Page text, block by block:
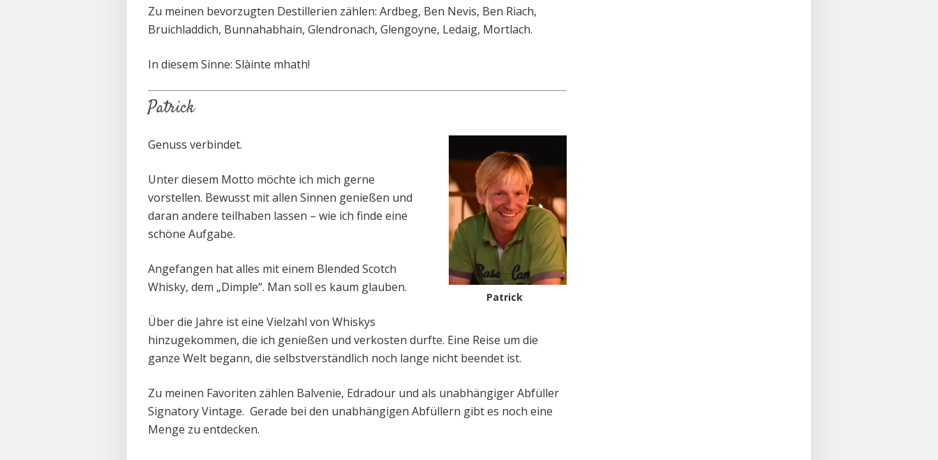
Zu meinen bevorzugten Destillerien zählen: Ardbeg, Ben Nevis, Ben Riach,
Bruichladdich, Bunnahabhain, Glendronach, Glengoyne, Ledaig, Mortlach.
In diesem Sinne: Slàinte mhath!
Patrick
Patrick
Genuss verbindet.
Unter diesem Motto möchte ich mich gerne
vorstellen. Bewusst mit allen Sinnen genießen und
daran andere teilhaben lassen – wie ich finde eine
schöne Aufgabe.
Angefangen hat alles mit einem Blended Scotch
Whisky, dem „Dimple“. Man soll es kaum glauben.
Über die Jahre ist eine Vielzahl von Whiskys
hinzugekommen, die ich genießen und verkosten durfte. Eine Reise um die
ganze Welt begann, die selbstverständlich noch lange nicht beendet ist.
Zu meinen Favoriten zählen Balvenie, Edradour und als unabhängiger Abfüller
Signatory Vintage. Gerade bei den unabhängigen Abfüllern gibt es noch eine
Menge zu entdecken.